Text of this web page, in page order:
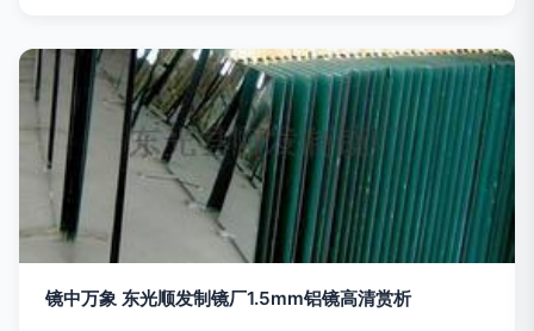
镜中万象 东光顺发制镜厂1.5mm铝镜高清赏析